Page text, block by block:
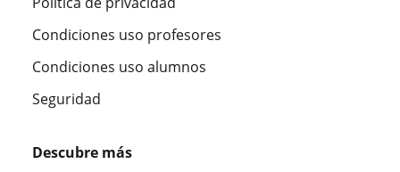
Condiciones uso profesores
Condiciones uso alumnos
Seguridad
Descubre más